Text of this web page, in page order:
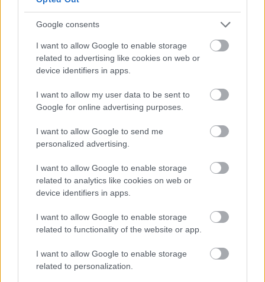
Google consents
I want to allow Google to enable storage
related to advertising like cookies on web or
device identifiers in apps.
I want to allow my user data to be sent to
Google for online advertising purposes.
I want to allow Google to send me
personalized advertising.
I want to allow Google to enable storage
related to analytics like cookies on web or
device identifiers in apps.
I want to allow Google to enable storage
related to functionality of the website or app.
I want to allow Google to enable storage
related to personalization.
ELŐZŐ MÉRKŐZÉSEK
Támogatás
Támogasd adományoddal
a ManUtdFanatics.hu működését!
OLE GUNNAR SOLSKJAER